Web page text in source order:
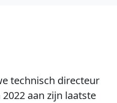
technisch directeur
aan zijn laatste